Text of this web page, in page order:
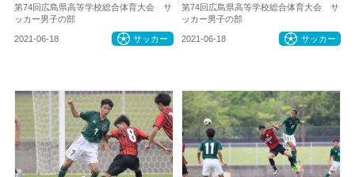
第74回広島県高等学校総合体育大会 サ
ッカー男子の部
2021-06-18 サッカー
第74回広島県高等学校総合体育大会 サ
ッカー男子の部
2021-06-18 サッカー